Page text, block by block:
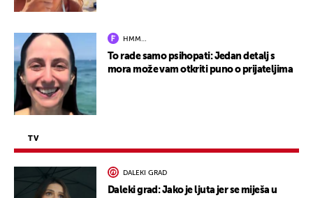
HMM…
To rade samo psihopati: Jedan detalj s
mora može vam otkriti puno o prijateljima
TV
DALEKI GRAD
Daleki grad: Jako je ljuta jer se miješa u